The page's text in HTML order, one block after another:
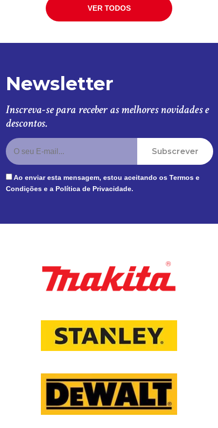
VER TODOS
Newsletter
Inscreva-se para receber as melhores novidades e
descontos.
Subscrever
Ao enviar esta mensagem, estou aceitando os Termos e
Condições e a Política de Privacidade.